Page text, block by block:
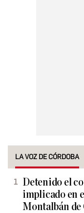
LA VOZ DE CÓRDOBA
Detenido el
implicado en
Montalbán de